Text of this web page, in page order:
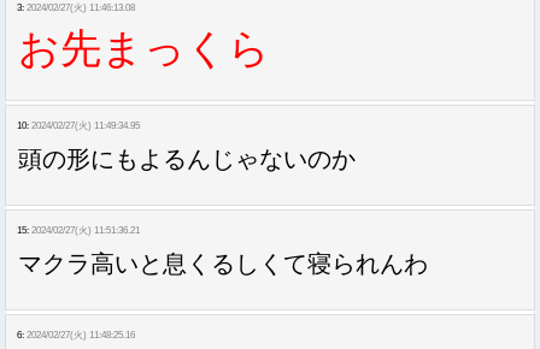
3: 2024/02/27(火) 11:46:13.08
お先まっくら
10: 2024/02/27(火) 11:49:34.95
頭の形にもよるんじゃないのか
15: 2024/02/27(火) 11:51:36.21
マクラ高いと息くるしくて寝られんわ
6: 2024/02/27(火) 11:48:25.16